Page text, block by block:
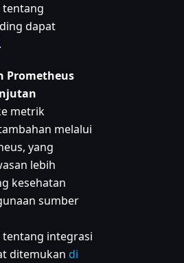
tentang
dapat
.
Prometheus
metrik
melalui
yang
lebih
kesehatan
sumber
integrasi
ditemukan di